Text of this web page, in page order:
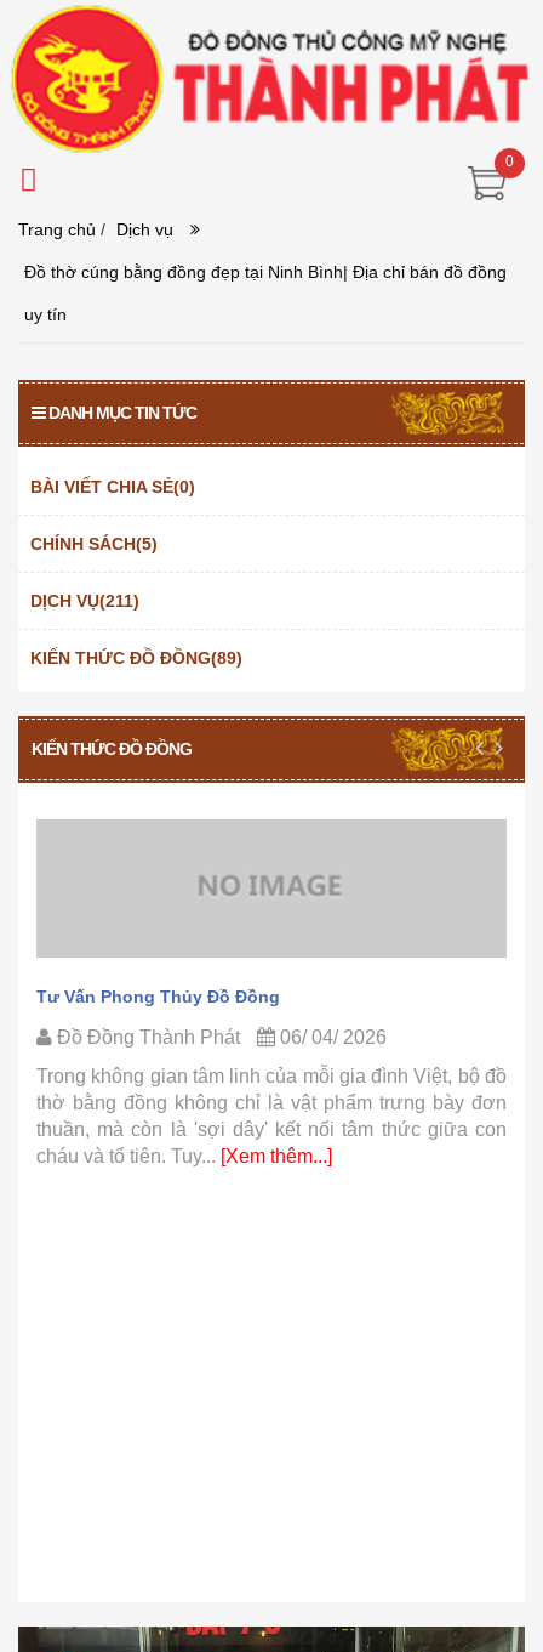
0
Trang chủ / Dịch vụ
Đồ thờ cúng bằng đồng đẹp tại Ninh Bình| Địa chỉ bán đồ đồng
uy tín
DANH MỤC TIN TỨC
BÀI VIẾT CHIA SẺ(0)
CHÍNH SÁCH(5)
DỊCH VỤ(211)
KIẾN THỨC ĐỒ ĐỒNG(89)
KIẾN THỨC ĐỒ ĐỒNG
Tư Vấn Phong Thủy Đồ Đồng
Đồ Đồng Thành Phát
06/ 04/ 2026
Trong không gian tâm linh của mỗi gia đình Việt, bộ đồ
thờ bằng đồng không chỉ là vật phẩm trưng bày đơn
thuần, mà còn là 'sợi dây' kết nối tâm thức giữa con
cháu và tổ tiên. Tuy... [Xem thêm...]